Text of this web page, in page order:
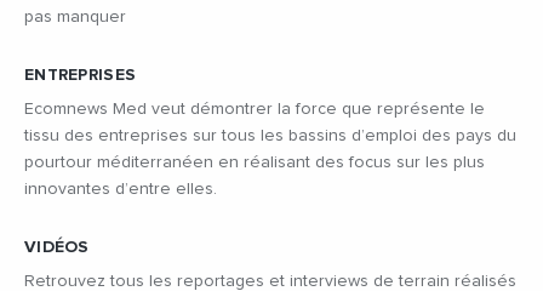
pas manquer
ENTREPRISES
Ecomnews Med veut démontrer la force que représente le
tissu des entreprises sur tous les bassins d’emploi des pays du
pourtour méditerranéen en réalisant des focus sur les plus
innovantes d’entre elles.
VIDÉOS
Retrouvez tous les reportages et interviews de terrain réalisés